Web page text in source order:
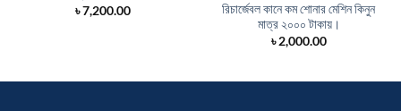
৳7,200.00
রিচার্জেবল কানে কম শোনার মেশিন কিনুন
মাত্র ২০০০ টাকায়।
৳2,000.00